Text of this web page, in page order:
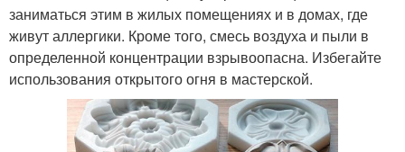
заниматься этим в жилых помещениях и в домах, где
живут аллергики. Кроме того, смесь воздуха и пыли в
определенной концентрации взрывоопасна. Избегайте
использования открытого огня в мастерской.